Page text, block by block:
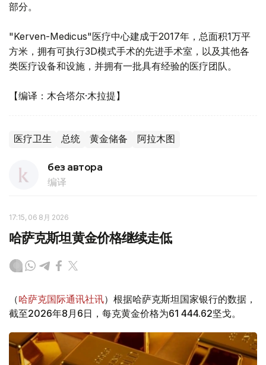
部分。
"Kerven-Medicus"医疗中心建成于2017年，总面积1万平
方米，拥有可执行3D模式手术的先进手术室，以及其他各
类医疗设备和设施，并拥有一批具有经验的医疗团队。
【编译：木合塔尔·木拉提】
医疗卫生 总统 黄金储备 阿拉木图
без автора
编译
17:15, 06 8月 2026
哈萨克斯坦黄金价格继续走低
（哈萨克国际通讯社讯）根据哈萨克斯坦国家银行的数据，
截至2026年8月6日，每克黄金价格为61 444.62坚戈。